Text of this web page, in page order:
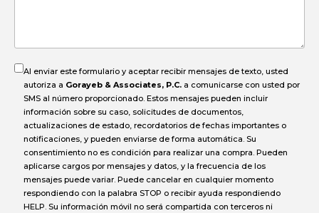
Al enviar este formulario y aceptar recibir mensajes de texto, usted
autoriza a Gorayeb & Associates, P.C. a comunicarse con usted por
SMS al número proporcionado. Estos mensajes pueden incluir
información sobre su caso, solicitudes de documentos,
actualizaciones de estado, recordatorios de fechas importantes o
notificaciones, y pueden enviarse de forma automática. Su
consentimiento no es condición para realizar una compra. Pueden
aplicarse cargos por mensajes y datos, y la frecuencia de los
mensajes puede variar. Puede cancelar en cualquier momento
respondiendo con la palabra STOP o recibir ayuda respondiendo
HELP. Su información móvil no será compartida con terceros ni